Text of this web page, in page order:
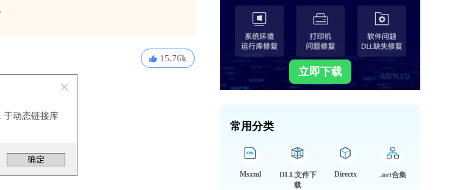
15.76k
于动态链接库
立即下载
常用分类
Msxml
DLL文件下
载
Directx .net合集